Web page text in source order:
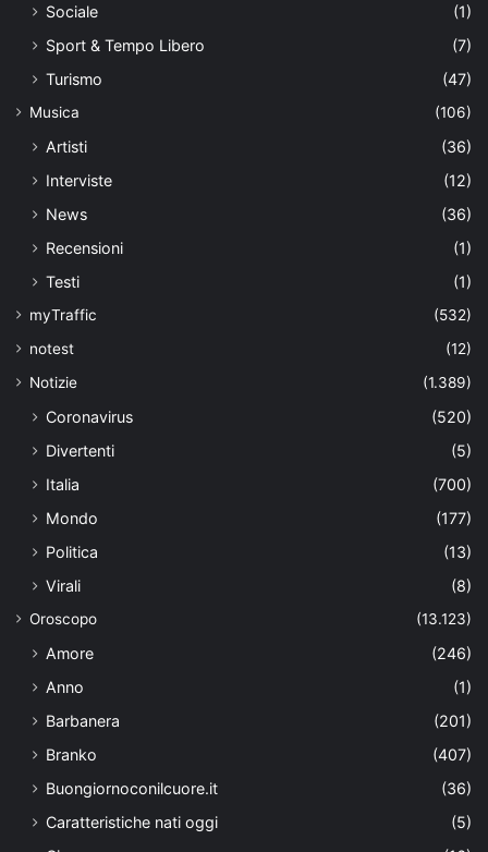
Sociale
(1)
Sport & Tempo Libero
(7)
Turismo
(47)
Musica (106)
Artisti
(36)
Interviste
(12)
News
(36)
Recensioni
(1)
Testi
(1)
myTraffic
(532)
notest
(12)
Notizie
(1.389)
Coronavirus
(520)
Divertenti
(5)
Italia
(700)
Mondo
(177)
Politica
(13)
Virali
(8)
Oroscopo (13.123)
Amore
(246)
Anno
(1)
Barbanera
(201)
Branko
(407)
Buongiornoconilcuore.it
(36)
Caratteristiche nati oggi
(5)